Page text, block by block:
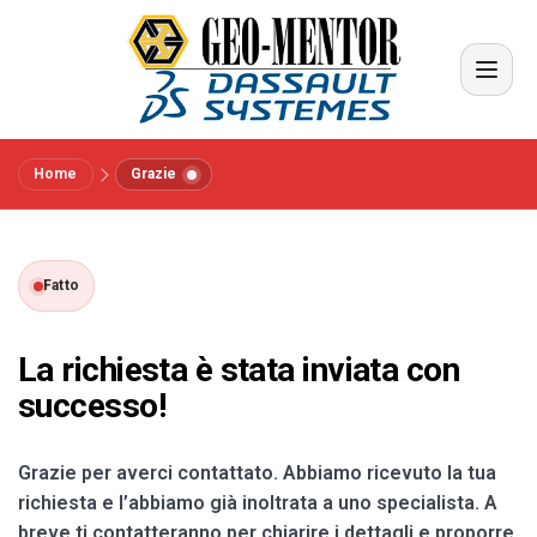
Menu
Vendors
Settori
Chi siamo
Home Grazie
Fatto
La richiesta è stata inviata con
successo!
Grazie per averci contattato. Abbiamo ricevuto la tua
richiesta e l’abbiamo già inoltrata a uno specialista. A